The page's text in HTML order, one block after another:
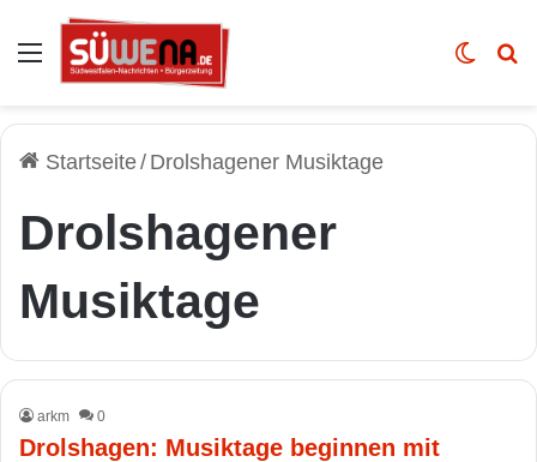
Auswahl Skin
Startseite/ Drolshagener Musiktage
Drolshagener
Musiktage
arkm 0
Drolshagen: Musiktage beginnen mit